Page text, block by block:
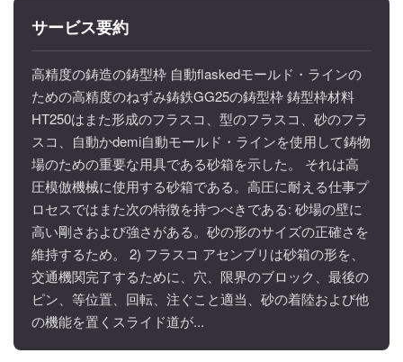
サービス要約
高精度の鋳造の鋳型枠 自動flaskedモールド・ラインの
ための高精度のねずみ鋳鉄GG25の鋳型枠 鋳型枠材料
HT250はまた形成のフラスコ、型のフラスコ、砂のフラ
スコ、自動かdemi自動モールド・ラインを使用して鋳物
場のための重要な用具である砂箱を示した。 それは高
圧模倣機械に使用する砂箱である。高圧に耐える仕事プ
ロセスではまた次の特徴を持つべきである: 砂場の壁に
高い剛さおよび強さがある。砂の形のサイズの正確さを
維持するため。 2) フラスコ アセンブリは砂箱の形を、
交通機関完了するために、穴、限界のブロック、最後の
ピン、等位置、回転、注ぐこと適当、砂の着陸および他
の機能を置くスライド道が...